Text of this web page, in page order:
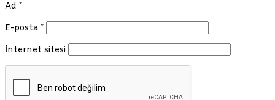
Ad *
E-posta *
İnternet sitesi